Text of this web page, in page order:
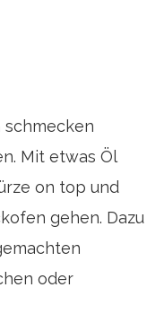
schmecken
Mit etwas Öl
on top und
gehen. Dazu
oder